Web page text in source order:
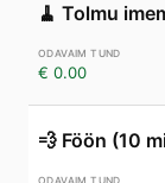
🧹 Tolmu
€ 0.00
💨 Föön (10